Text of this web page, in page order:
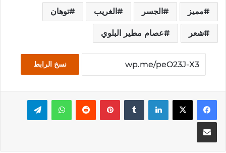
مميز الجسر الغريب توهان
شعر عصام مطير البلوي
نسخ الرابط
فيسبوك‫X لينكدإن بينتيريست واتسابتيلقرام
مشاركة عبر البريد